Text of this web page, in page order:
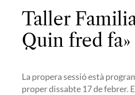
Taller
Quin fred fa»
La propera sessió està
proper dissabte 17 de febrer.